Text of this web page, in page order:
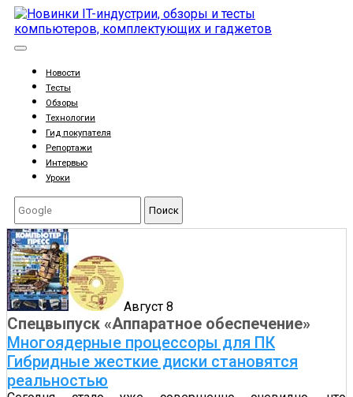
Новости
Тесты
Обзоры
Технологии
Гид покупателя
Репортажи
Интервью
Уроки
Поиск
Август 8
Спецвыпуск «Аппаратное обеспечение»
Многоядерные процессоры для ПК
Гибридные жесткие диски становятся
реальностью